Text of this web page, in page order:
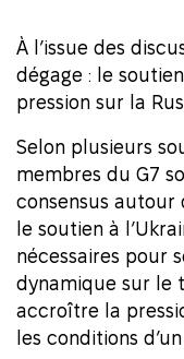
À l’issue des
dégage : le
pression sur la
Selon plusieurs
membres du G7
consensus
le soutien à
nécessaires pour
dynamique sur le
accroître la
les conditions